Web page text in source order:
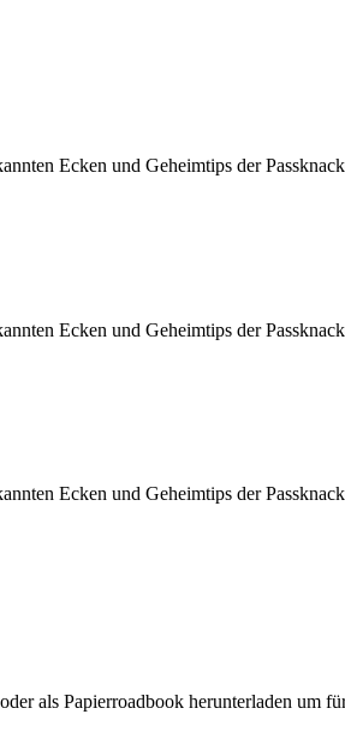
Ecken und Geheimtips der
Ecken und Geheimtips der
Ecken und Geheimtips der
als Papierroadbook herunterladen um